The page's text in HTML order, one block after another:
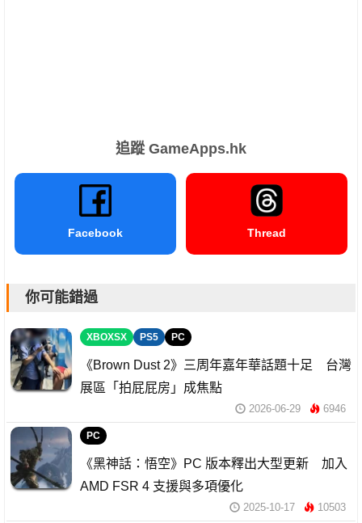
追蹤 GameApps.hk
Facebook Thread
你可能錯過
XBOXSX PS5 PC
《Brown Dust 2》三周年嘉年華話題十足 台灣
展區「拍屁屁房」成焦點
2026-06-29 6946
PC
《黑神話：悟空》PC 版本釋出大型更新 加入
AMD FSR 4 支援與多項優化
2025-10-17 10503